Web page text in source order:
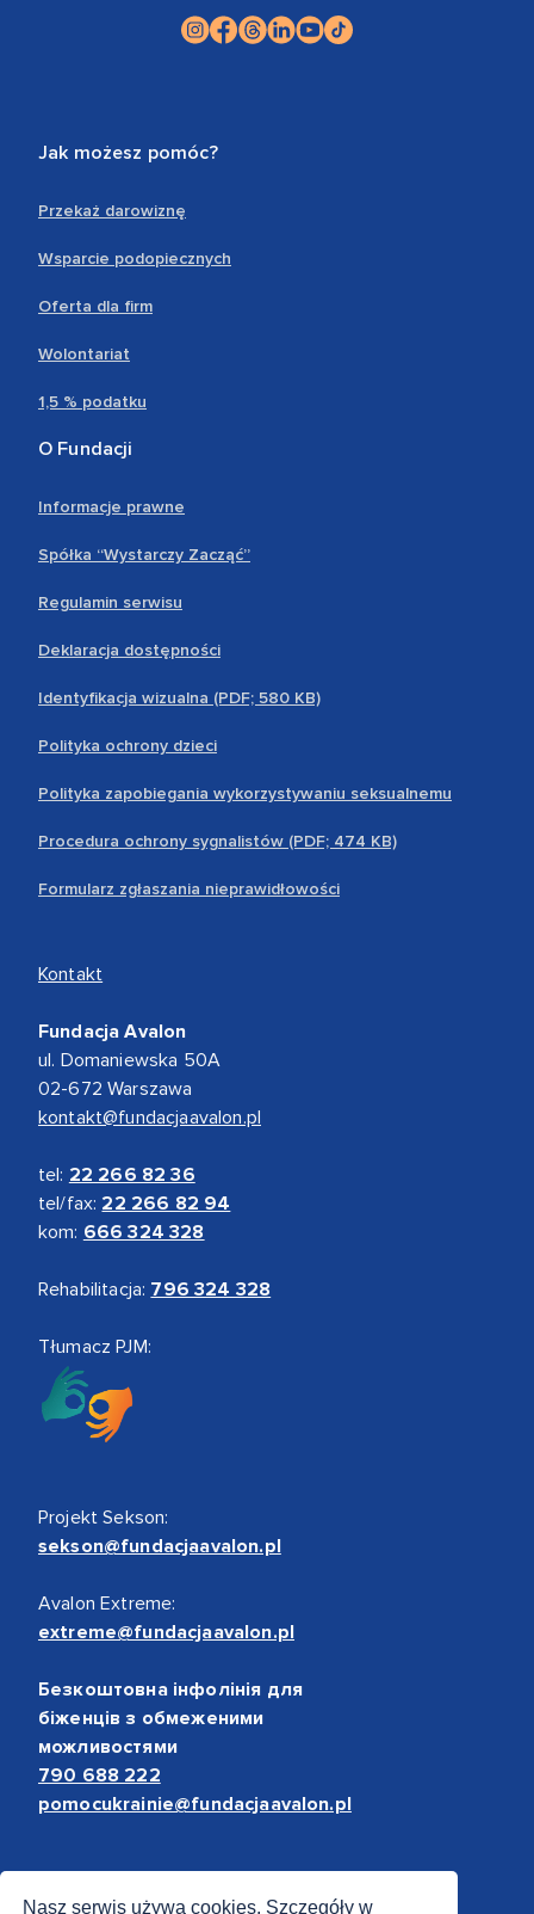
Nasz serwis używa cookies. Szczegóły w
Jak możesz pomóc?
Przekaż darowiznę
Wsparcie podopiecznych
Oferta dla firm
Wolontariat
1,5 % podatku
O Fundacji
Informacje prawne
Spółka “Wystarczy Zacząć”
Regulamin serwisu
Deklaracja dostępności
Identyfikacja wizualna (PDF; 580 KB)
Polityka ochrony dzieci
Polityka zapobiegania wykorzystywaniu seksualnemu
Procedura ochrony sygnalistów (PDF; 474 KB)
Formularz zgłaszania nieprawidłowości
Kontakt
Fundacja Avalon
ul. Domaniewska 50A
02-672 Warszawa
kontakt@fundacjaavalon.pl
tel: 22 266 82 36
tel/fax: 22 266 82 94
kom: 666 324 328
Rehabilitacja: 796 324 328
Tłumacz PJM:
Projekt Sekson:
sekson@fundacjaavalon.pl
Avalon Extreme:
extreme@fundacjaavalon.pl
Безкоштовна інфолінія для
біженців з обмеженими
можливостями
790 688 222
pomocukrainie@fundacjaavalon.pl
Bezpieczne płatności